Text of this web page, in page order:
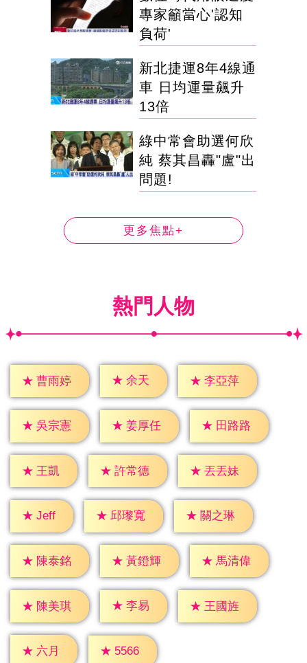
專家籲當心'認知
負荷'
新北捷運8年4線通
車 日均運量飆升
13倍
綠中常會助選何欣
純 蔡其昌轟"盧"出
問題!
更多焦點+
熱門人物
★ 曹雨婷 ★ 余天 ★ 李亞萍
★ 吳宗憲 ★ 姜厚任 ★ 田路路
★ 王凱 ★ 許常德 ★ 丟丟妹
★ Jeff ★ 邱瓈寬 ★ 關之琳
★ 陳泰銘 ★ 黃鐙輝 ★ 馬清偉
★ 陳美琪 ★ 李易 ★ 王國旌
★ 六月 ★ 5566